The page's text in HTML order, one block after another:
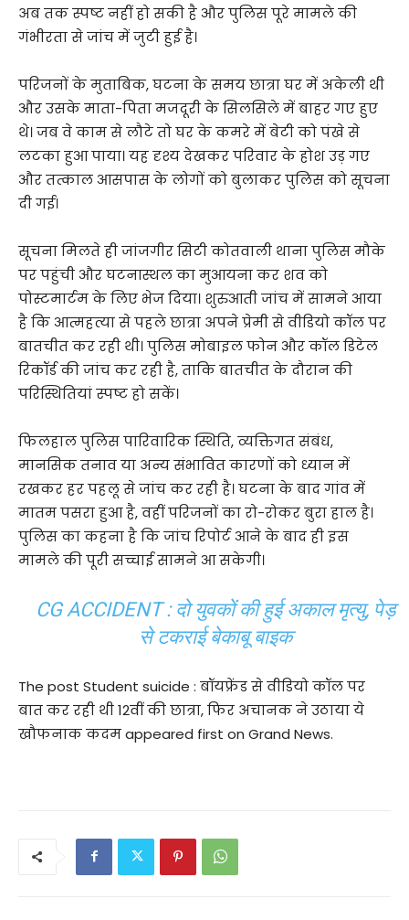
अब तक स्पष्ट नहीं हो सकी है और पुलिस पूरे मामले की
गंभीरता से जांच में जुटी हुई है।
परिजनों के मुताबिक, घटना के समय छात्रा घर में अकेली थी
और उसके माता-पिता मजदूरी के सिलसिले में बाहर गए हुए
थे। जब वे काम से लौटे तो घर के कमरे में बेटी को पंखे से
लटका हुआ पाया। यह दृश्य देखकर परिवार के होश उड़ गए
और तत्काल आसपास के लोगों को बुलाकर पुलिस को सूचना
दी गई।
सूचना मिलते ही जांजगीर सिटी कोतवाली थाना पुलिस मौके
पर पहुंची और घटनास्थल का मुआयना कर शव को
पोस्टमार्टम के लिए भेज दिया। शुरुआती जांच में सामने आया
है कि आत्महत्या से पहले छात्रा अपने प्रेमी से वीडियो कॉल पर
बातचीत कर रही थी। पुलिस मोबाइल फोन और कॉल डिटेल
रिकॉर्ड की जांच कर रही है, ताकि बातचीत के दौरान की
परिस्थितियां स्पष्ट हो सकें।
फिलहाल पुलिस पारिवारिक स्थिति, व्यक्तिगत संबंध,
मानसिक तनाव या अन्य संभावित कारणों को ध्यान में
रखकर हर पहलू से जांच कर रही है। घटना के बाद गांव में
मातम पसरा हुआ है, वहीं परिजनों का रो-रोकर बुरा हाल है।
पुलिस का कहना है कि जांच रिपोर्ट आने के बाद ही इस
मामले की पूरी सच्चाई सामने आ सकेगी।
CG ACCIDENT : दो युवकों की हुई अकाल मृत्यु, पेड़
से टकराई बेकाबू बाइक
The post Student suicide : बॉयफ्रेंड से वीडियो कॉल पर
बात कर रही थी 12वीं की छात्रा, फिर अचानक ने उठाया ये
खौफनाक कदम appeared first on Grand News.